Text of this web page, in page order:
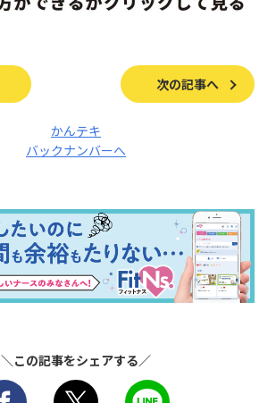
次の記事へ
かんテキ
バックナンバーへ
＼この記事をシェアする／